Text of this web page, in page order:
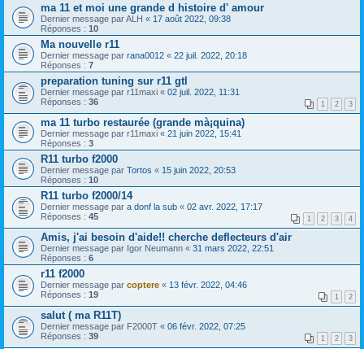
ma 11 et moi une grande d histoire d' amour
Dernier message parALH « 17 août 2022, 09:38
Réponses : 10
Ma nouvelle r11
Dernier message par rana0012 « 22 juil. 2022, 20:18
Réponses : 7
preparation tuning sur r11 gtl
Dernier message par r11maxi « 02 juil. 2022, 11:31
Réponses : 36 1 2 3
ma 11 turbo restaurée (grande mà¡quina)
Dernier message par r11maxi « 21 juin 2022, 15:41
Réponses : 3
R11 turbo f2000
Dernier message par Tortos « 15 juin 2022, 20:53
Réponses : 10
R11 turbo f2000/14
Dernier message par a donf la sub « 02 avr. 2022, 17:17
Réponses : 45 1 2 3 4
Amis, j'ai besoin d'aide!! cherche deflecteurs d'air
Dernier message par Igor Neumann « 31 mars 2022, 22:51
Réponses : 6
r11 f2000
Dernier message par coptere « 13 févr. 2022, 04:46
Réponses : 19 1 2
salut ( ma R11T)
Dernier message par F2000T « 06 févr. 2022, 07:25
Réponses : 39 1 2 3